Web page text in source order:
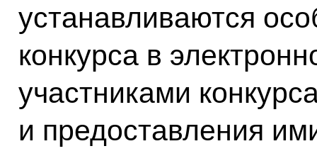
устанавливаются
конкурса в
участниками
и предоставления